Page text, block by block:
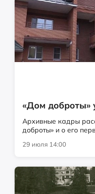
«Дом доброты»
Архивные кадры
доброты» и о его
29 июля 14:00